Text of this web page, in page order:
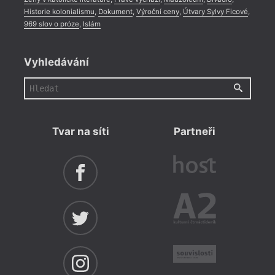
Historie kolonialismu Dokument, Výroční ceny, Útvary Sylvy Ficové
969 slov o próze Islám
Vyhledávání
Tvar na síti Partneři